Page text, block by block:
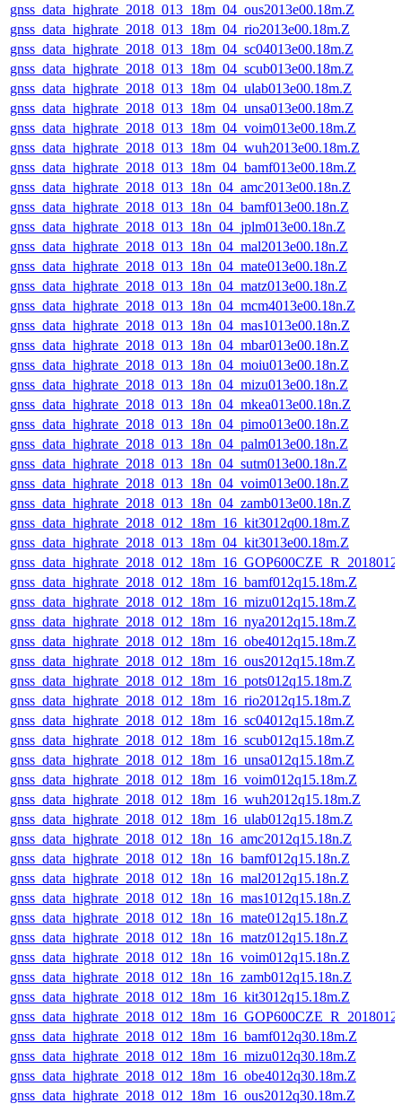
gnss_data_highrate_2018_013_18m_04_ous2013e00.18m.Z
gnss_data_highrate_2018_013_18m_04_rio2013e00.18m.Z
gnss_data_highrate_2018_013_18m_04_sc04013e00.18m.Z
gnss_data_highrate_2018_013_18m_04_scub013e00.18m.Z
gnss_data_highrate_2018_013_18m_04_ulab013e00.18m.Z
gnss_data_highrate_2018_013_18m_04_unsa013e00.18m.Z
gnss_data_highrate_2018_013_18m_04_voim013e00.18m.Z
gnss_data_highrate_2018_013_18m_04_wuh2013e00.18m.Z
gnss_data_highrate_2018_013_18m_04_bamf013e00.18m.Z
gnss_data_highrate_2018_013_18n_04_amc2013e00.18n.Z
gnss_data_highrate_2018_013_18n_04_bamf013e00.18n.Z
gnss_data_highrate_2018_013_18n_04_jplm013e00.18n.Z
gnss_data_highrate_2018_013_18n_04_mal2013e00.18n.Z
gnss_data_highrate_2018_013_18n_04_mate013e00.18n.Z
gnss_data_highrate_2018_013_18n_04_matz013e00.18n.Z
gnss_data_highrate_2018_013_18n_04_mcm4013e00.18n.Z
gnss_data_highrate_2018_013_18n_04_mas1013e00.18n.Z
gnss_data_highrate_2018_013_18n_04_mbar013e00.18n.Z
gnss_data_highrate_2018_013_18n_04_moiu013e00.18n.Z
gnss_data_highrate_2018_013_18n_04_mizu013e00.18n.Z
gnss_data_highrate_2018_013_18n_04_mkea013e00.18n.Z
gnss_data_highrate_2018_013_18n_04_pimo013e00.18n.Z
gnss_data_highrate_2018_013_18n_04_palm013e00.18n.Z
gnss_data_highrate_2018_013_18n_04_sutm013e00.18n.Z
gnss_data_highrate_2018_013_18n_04_voim013e00.18n.Z
gnss_data_highrate_2018_013_18n_04_zamb013e00.18n.Z
gnss_data_highrate_2018_012_18m_16_kit3012q00.18m.Z
gnss_data_highrate_2018_013_18m_04_kit3013e00.18m.Z
gnss_data_highrate_2018_012_18m_16_bamf012q15.18m.Z
gnss_data_highrate_2018_012_18m_16_mizu012q15.18m.Z
gnss_data_highrate_2018_012_18m_16_nya2012q15.18m.Z
gnss_data_highrate_2018_012_18m_16_obe4012q15.18m.Z
gnss_data_highrate_2018_012_18m_16_ous2012q15.18m.Z
gnss_data_highrate_2018_012_18m_16_pots012q15.18m.Z
gnss_data_highrate_2018_012_18m_16_rio2012q15.18m.Z
gnss_data_highrate_2018_012_18m_16_sc04012q15.18m.Z
gnss_data_highrate_2018_012_18m_16_scub012q15.18m.Z
gnss_data_highrate_2018_012_18m_16_unsa012q15.18m.Z
gnss_data_highrate_2018_012_18m_16_voim012q15.18m.Z
gnss_data_highrate_2018_012_18m_16_wuh2012q15.18m.Z
gnss_data_highrate_2018_012_18m_16_ulab012q15.18m.Z
gnss_data_highrate_2018_012_18n_16_amc2012q15.18n.Z
gnss_data_highrate_2018_012_18n_16_bamf012q15.18n.Z
gnss_data_highrate_2018_012_18n_16_mal2012q15.18n.Z
gnss_data_highrate_2018_012_18n_16_mas1012q15.18n.Z
gnss_data_highrate_2018_012_18n_16_mate012q15.18n.Z
gnss_data_highrate_2018_012_18n_16_matz012q15.18n.Z
gnss_data_highrate_2018_012_18n_16_voim012q15.18n.Z
gnss_data_highrate_2018_012_18n_16_zamb012q15.18n.Z
gnss_data_highrate_2018_012_18m_16_kit3012q15.18m.Z
gnss_data_highrate_2018_012_18m_16_bamf012q30.18m.Z
gnss_data_highrate_2018_012_18m_16_mizu012q30.18m.Z
gnss_data_highrate_2018_012_18m_16_obe4012q30.18m.Z
gnss_data_highrate_2018_012_18m_16_ous2012q30.18m.Z